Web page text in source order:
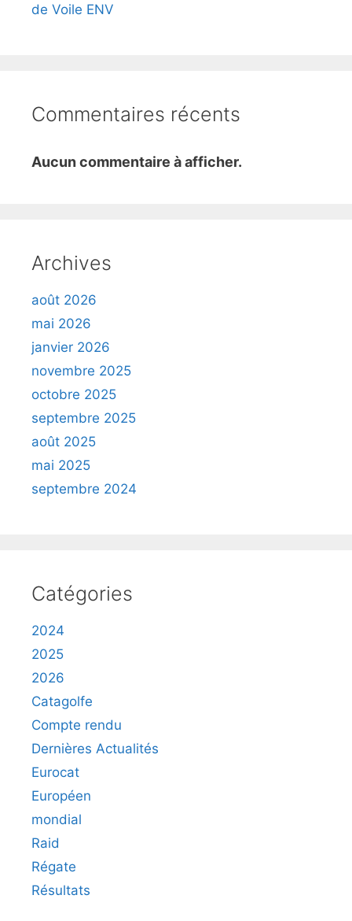
de Voile ENV
Commentaires récents
Aucun commentaire à afficher.
Archives
août 2026
mai 2026
janvier 2026
novembre 2025
octobre 2025
septembre 2025
août 2025
mai 2025
septembre 2024
Catégories
2024
2025
2026
Catagolfe
Compte rendu
Dernières Actualités
Eurocat
Européen
mondial
Raid
Régate
Résultats